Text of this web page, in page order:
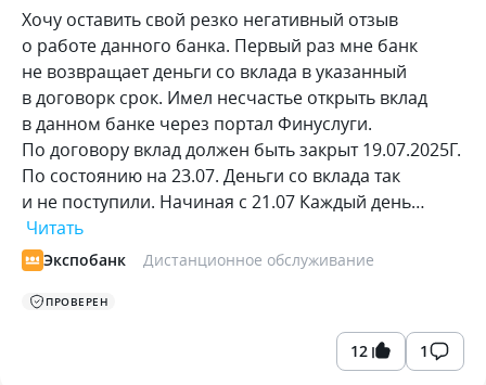
Хочу оставить свой резко негативный отзыв
о работе данного банка. Первый раз мне банк
не возвращает деньги со вклада в указанный
в договорк срок. Имел несчастье открыть вклад
в данном банке через портал Финуслуги.
По договору вклад должен быть закрыт 19.07.2025Г.
По состоянию на 23.07. Деньги со вклада так
и не поступили. Начиная с 21.07 Каждый день…
Читать
Экспобанк Дистанционное обслуживание
ПРОВЕРЕН
12 1